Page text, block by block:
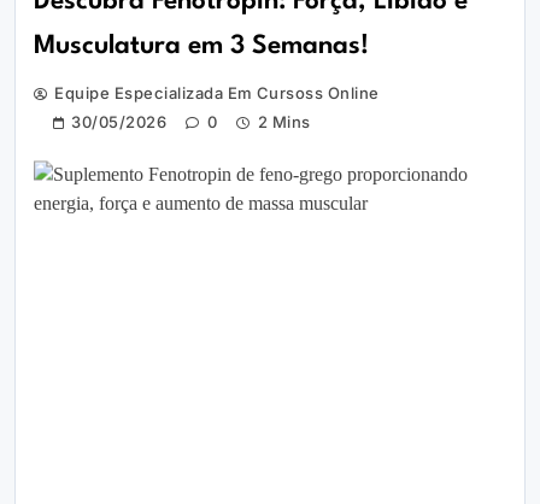
Musculatura em 3 Semanas!
Equipe Especializada Em Cursoss Online
30/05/2026
0 2 Mins